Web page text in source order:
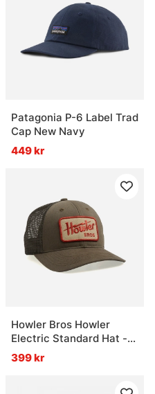
Patagonia P-6 Label Trad
Cap New Navy
449 kr
Howler Bros Howler
Electric Standard Hat -
Fatigue
399 kr